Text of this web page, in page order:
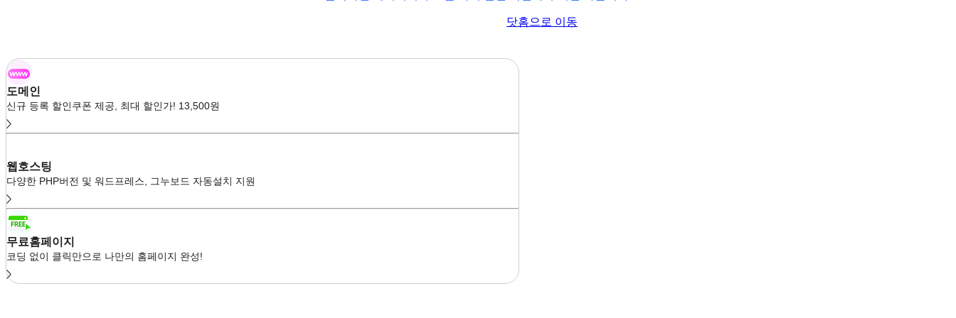
닷홈으로 이동
도메인
신규 등록 할인쿠폰 제공, 최대 할인가! 13,500원
웹호스팅
다양한 PHP버전 및 워드프레스, 그누보드 자동설치 지원
무료홈페이지
코딩 없이 클릭만으로 나만의 홈페이지 완성!